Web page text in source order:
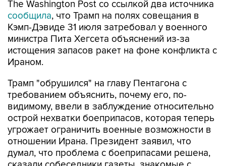
Кэмп-Дэвиде 31 июля затребовал у военного
министра Пита Хегсета объяснений из-за
истощения запасов ракет на фоне конфликта с
Ираном.
Трамп "обрушился" на главу Пентагона с
видимому, ввели в заблуждение относительно
острой нехватки боеприпасов, которая теперь
угрожает ограничить военные возможности в
отношении Ирана. Президент заявил, что
думал, что проблема с боеприпасами решена,
сказали собеседники газеты, знакомые с
содержанием этой беседы.